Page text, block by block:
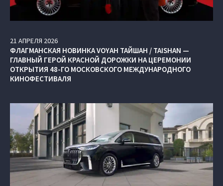
21 АПРЕЛЯ 2026
ФЛАГМАНСКАЯ НОВИНКА VOYAH ТАЙШАН / TAISHAN —
ГЛАВНЫЙ ГЕРОЙ КРАСНОЙ ДОРОЖКИ НА ЦЕРЕМОНИИ
ОТКРЫТИЯ 48-ГО МОСКОВСКОГО МЕЖДУНАРОДНОГО
КИНОФЕСТИВАЛЯ